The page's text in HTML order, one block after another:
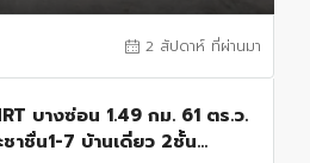
2 สัปดาห์ ที่ผ่านมา
บางซ่อน 1.49 กม. 61 ตร.ว.
าชื่น1-7 บ้านเดี่ยว 2ชั้น